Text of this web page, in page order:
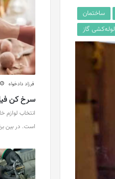
ساختمان
لوله‌کشی گاز
فرزاد دادخواه
سرخ کن
انتخاب لوازم
است. در بین